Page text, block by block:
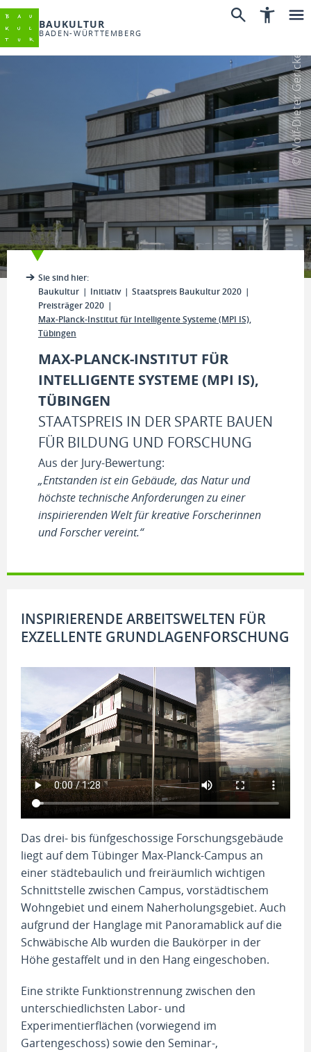
BAUKULTUR
BADEN-WÜRTTEMBERG
© Wolf-Dieter Gericke
Sie sind hier:
Baukultur
Initiativ
Staatspreis Baukultur 2020
Preisträger 2020
Max-Planck-Institut für Intelligente Systeme (MPI IS),
Tübingen
MAX-PLANCK-INSTITUT FÜR
INTELLIGENTE SYSTEME (MPI IS),
TÜBINGEN
STAATSPREIS IN DER SPARTE BAUEN
FÜR BILDUNG UND FORSCHUNG
Aus der Jury-Bewertung:
„Entstanden ist ein Gebäude, das Natur und
höchste technische Anforderungen zu einer
inspirierenden Welt für kreative Forscherinnen
und Forscher vereint.“
INSPIRIERENDE ARBEITSWELTEN FÜR
EXZELLENTE GRUNDLAGENFORSCHUNG
Das drei- bis fünfgeschossige Forschungsgebäude
liegt auf dem Tübinger Max-Planck-Campus an
einer städtebaulich und freiräumlich wichtigen
Schnittstelle zwischen Campus, vorstädtischem
Wohngebiet und einem Naherholungsgebiet. Auch
aufgrund der Hanglage mit Panoramablick auf die
Schwäbische Alb wurden die Baukörper in der
Höhe gestaffelt und in den Hang eingeschoben.
Eine strikte Funktionstrennung zwischen den
unterschiedlichsten Labor- und
Experimentierflächen (vorwiegend im
Gartengeschoss) sowie den Seminar-,